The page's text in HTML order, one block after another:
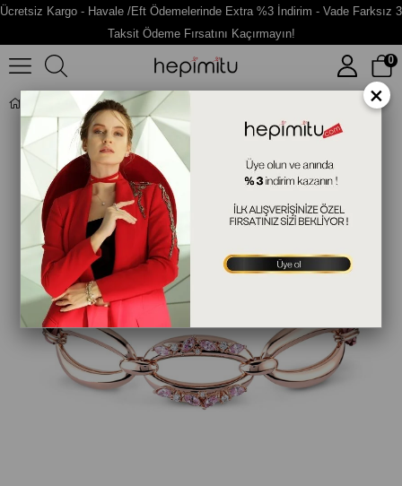
Ücretsiz Kargo - Havale /Eft Ödemelerinde Extra %3 İndirim - Vade Farksız 3
Taksit Ödeme Fırsatını Kaçırmayın!
0
Taşlı Gümüş Deri Bileklik ×